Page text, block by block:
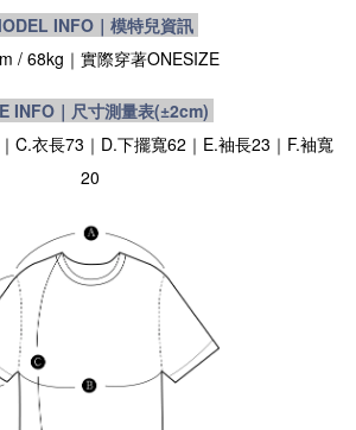
INFO｜模特兒資訊
/ 68kg｜實際穿著ONESIZE
INFO｜尺寸測量表(±2cm)
C.衣長73｜D.下擺寬62｜E.袖長23｜F.袖寬
20